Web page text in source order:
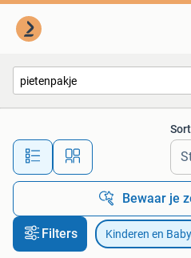
Alle
Bewaar je
Filters Kinderen en